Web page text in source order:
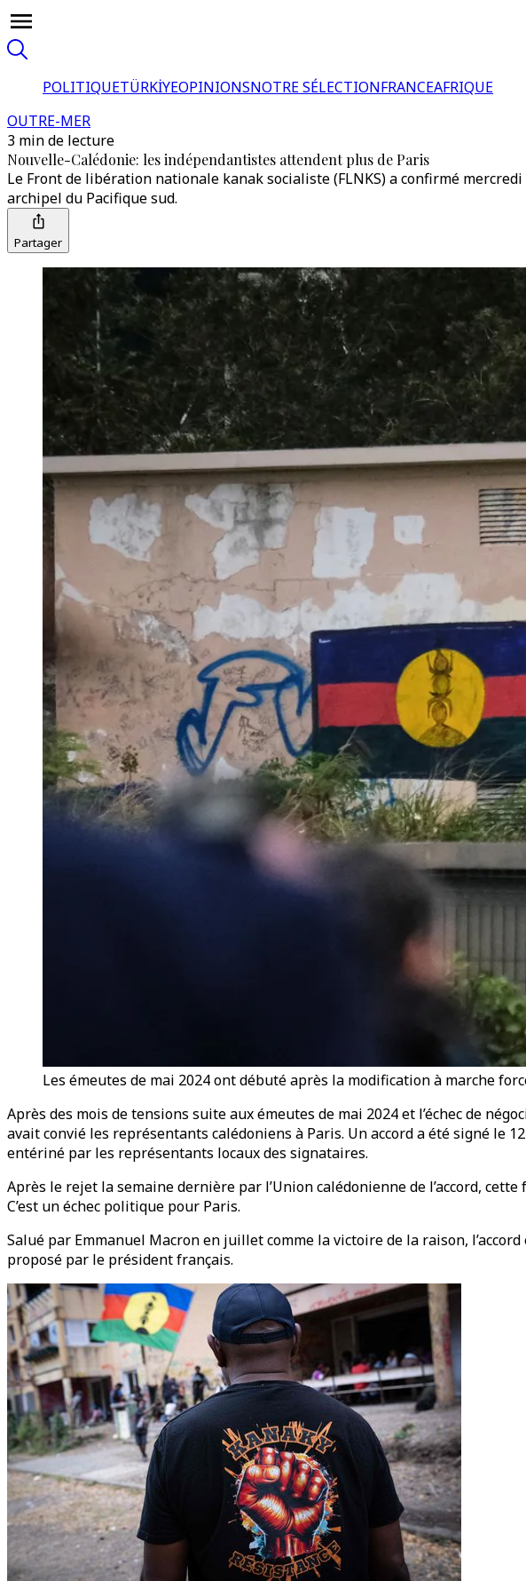
POLITIQUETÜRKİYEOPINIONSNOTRE SÉLECTIONFRANCEAFRIQUE
OUTRE-MER
3 min de lecture
Nouvelle-Calédonie: les indépendantistes attendent plus de Paris
Le Front de libération nationale kanak socialiste (FLNKS) a confirmé
archipel du Pacifique sud.
Partager
Les émeutes de mai 2024 ont débuté après la modification à marche
Après des mois de tensions suite aux émeutes de mai 2024 et l’échec de
avait convié les représentants calédoniens à Paris. Un accord a été signé le
entériné par les représentants locaux des signataires.
Après le rejet la semaine dernière par l’Union calédonienne de l’accord,
C’est un échec politique pour Paris.
Salué par Emmanuel Macron en juillet comme la victoire de la raison,
proposé par le président français.